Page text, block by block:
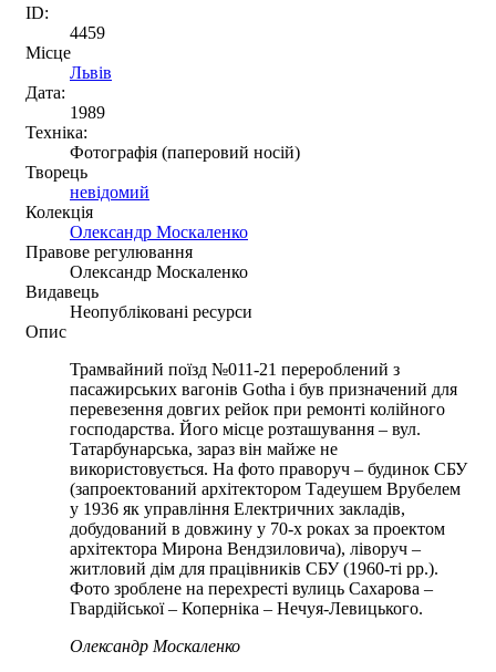
ID:
4459
Місце
Львів
Дата:
1989
Техніка:
Фотографія (паперовий носій)
Творець
невідомий
Колекція
Олександр Москаленко
Правове регулювання
Олександр Москаленко
Видавець
Неопубліковані ресурси
Опис
Трамвайний поїзд №011-21 перероблений з
пасажирських вагонів Gotha і був призначений для
перевезення довгих рейок при ремонті колійного
господарства. Його місце розташування – вул.
Татарбунарська, зараз він майже не
використовується. На фото праворуч – будинок СБУ
(запроектований архітектором Тадеушем Врубелем
у 1936 як управління Електричних закладів,
добудований в довжину у 70-х роках за проектом
архітектора Мирона Вендзиловича), ліворуч –
житловий дім для працівників СБУ (1960-ті рр.).
Фото зроблене на перехресті вулиць Сахарова –
Гвардійської – Коперніка – Нечуя-Левицького.
Олександр Москаленко